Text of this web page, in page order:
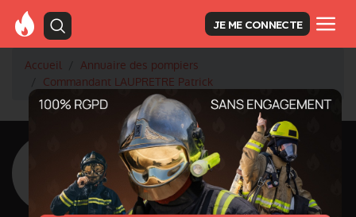
JE ME CONNECTE
Accueil
Annuaire des pompiers
Commandant LAUPRETRE Patrick
<Retour à la liste des pompiers
LAUPRETRE
Patrick